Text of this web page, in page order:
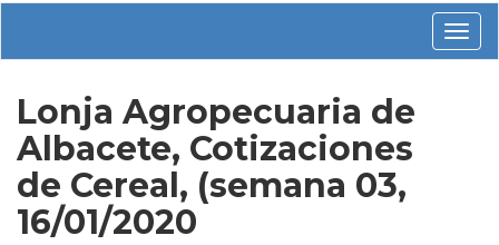
Lonja Agropecuaria de
Albacete, Cotizaciones
de Cereal, (semana 03,
16/01/2020